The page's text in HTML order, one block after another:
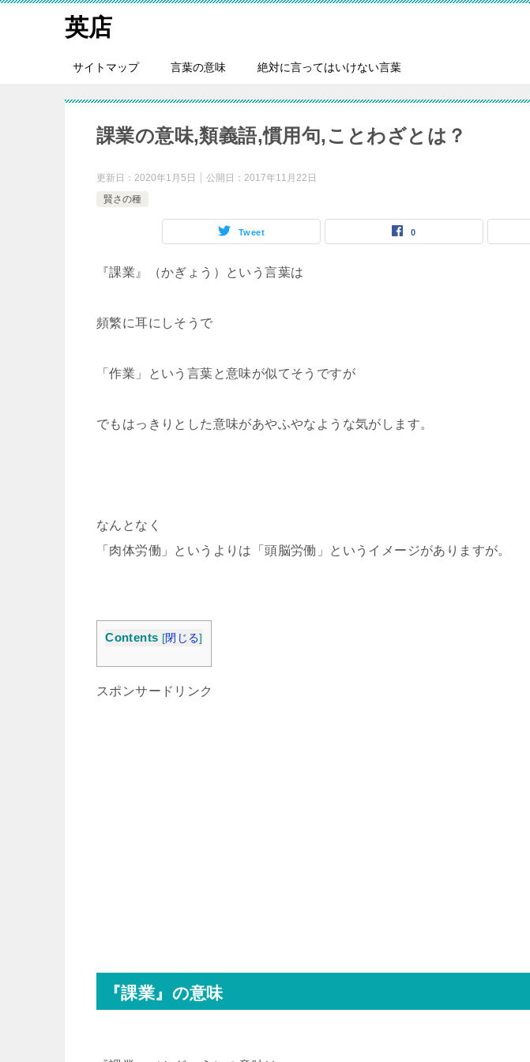
英店
サイトマップ 言葉の意味 絶対に言ってはいけない言葉
課業の意味,類義語,慣用句,ことわざとは？
更新日： 2020年1月5日 公開日： 2017年11月22日
賢さの種
Tweet 0
『課業』（かぎょう）という言葉は
頻繁に耳にしそうで
「作業」という言葉と意味が似てそうですが
でもはっきりとした意味があやふやなような気がします。
なんとなく
「肉体労働」というよりは「頭脳労働」というイメージがありますが。
Contents [閉じる]
スポンサードリンク
『課業』の意味